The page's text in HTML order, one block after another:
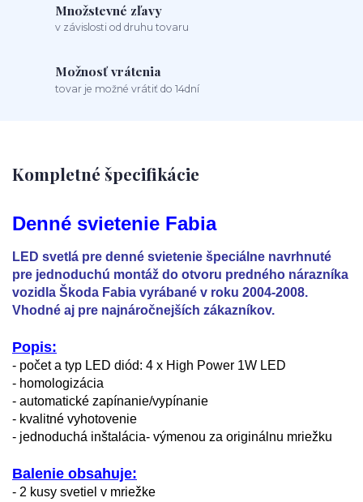
Množstevné zľavy
v závislosti od druhu tovaru
Možnosť vrátenia
tovar je možné vrátiť do 14dní
Kompletné špecifikácie
Denné svietenie Fabia
LED svetlá pre denné svietenie špeciálne navrhnuté
pre jednoduchú montáž do otvoru predného nárazníka
vozidla Škoda Fabia vyrábané v roku 2004-2008.
Vhodné aj pre najnáročnejších zákazníkov.
Popis:
- počet a typ LED diód: 4 x High Power 1W LED
- homologizácia
- automatické zapínanie/vypínanie
- kvalitné vyhotovenie
- jednoduchá inštalácia- výmenou za originálnu mriežku
Balenie obsahuje:
- 2 kusy svetiel v mriežke